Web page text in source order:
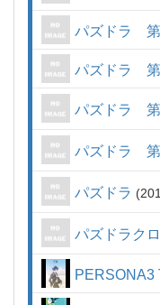
パズドラ
パズドラ
パズドラ 第
パズドラ
パズドラ
パズドラク